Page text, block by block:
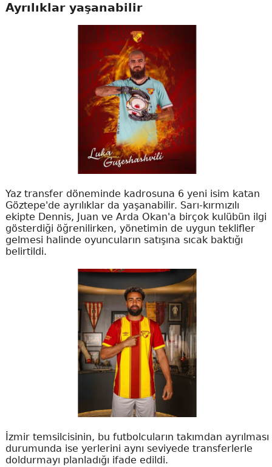
Ayrılıklar yaşanabilir
Yaz transfer döneminde kadrosuna 6 yeni isim katan
Göztepe'de ayrılıklar da yaşanabilir. Sarı-kırmızılı
ekipte Dennis, Juan ve Arda Okan'a birçok kulübün ilgi
gösterdiği öğrenilirken, yönetimin de uygun teklifler
gelmesi halinde oyuncuların satışına sıcak baktığı
belirtildi.
İzmir temsilcisinin, bu futbolcuların takımdan ayrılması
durumunda ise yerlerini aynı seviyede transferlerle
doldurmayı planladığı ifade edildi.